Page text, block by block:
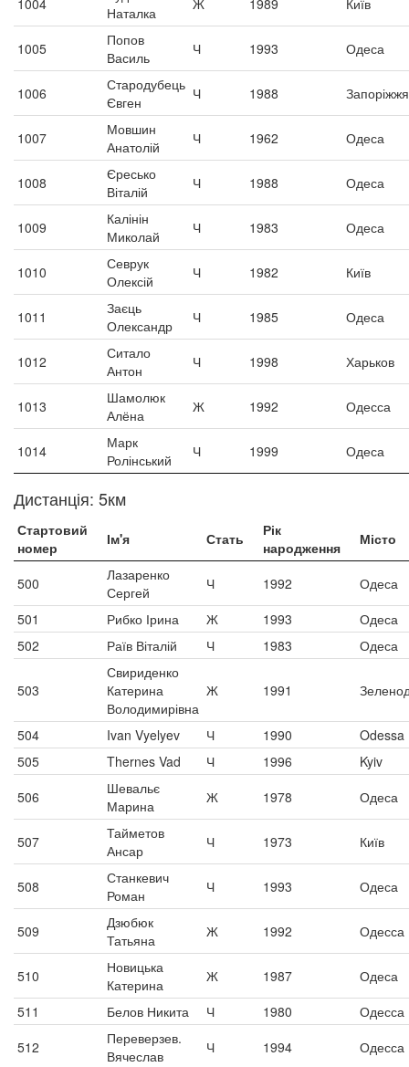
1004
Наталка
Ж 1989 Київ
1005
Попов
Василь
Ч 1993 Одеса
1006
Стародубець
Євген
Ч 1988 Запоріжжя
1007
Мовшин
Анатолій
Ч 1962 Одеса
1008
Єресько
Віталій
Ч 1988 Одеса
1009
Калінін
Миколай
Ч 1983 Одеса
1010
Севрук
Олексій
Ч 1982 Київ
1011
Заєць
Олександр
Ч 1985 Одеса
1012
Ситало
Антон
Ч 1998 Харьков
1013
Шамолюк
Алёна
Ж 1992 Одесса
1014
Марк
Ролінський
Ч 1999 Одеса
Дистанція: 5км
Стартовий
номер
Ім'я Стать
Рік
народження
Місто
500
Лазаренко
Сергей
Ч 1992
Одеса
501
Рибко Ірина Ж 1993
Одеса
502
Раїв Віталій Ч 1983 Одеса
503
Свириденко
Катерина
Володимирівна
Ж 1991
504 Ivan Vyelyev Ч 1990
Odessa
505
Thernes Vad Ч 1996
Kyiv
506
Шевальє
Марина
Ж 1978 Одеса
507
Тайметов
Ансар
Ч 1973 Київ
508
Станкевич
Роман
Ч 1993 Одеса
509
Дзюбюк
Татьяна
Ж 1992 Одесса
510
Новицька
Катерина
Ж 1987
Одеса
511
Белов Никита Ч 1980
Одесса
512
Переверзев.
Вячеслав
Ч 1994
Одесса